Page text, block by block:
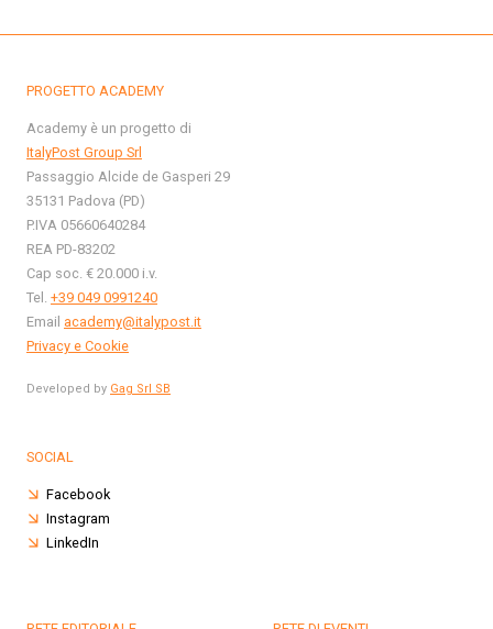
PROGETTO ACADEMY
Academy è un progetto di
ItalyPost Group Srl
Passaggio Alcide de Gasperi 29
35131 Padova (PD)
P.IVA 05660640284
REA PD-83202
Cap soc. € 20.000 i.v.
Tel. +39 049 0991240
Email academy@italypost.it
Privacy e Cookie
Developed by Gag Srl SB
SOCIAL
Facebook
Instagram
LinkedIn